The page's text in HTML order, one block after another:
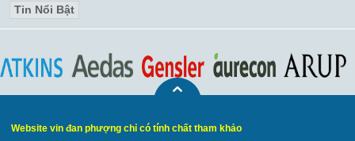
Tin Nổi Bật
Website vin đan phượng chỉ có tính chất tham khảo